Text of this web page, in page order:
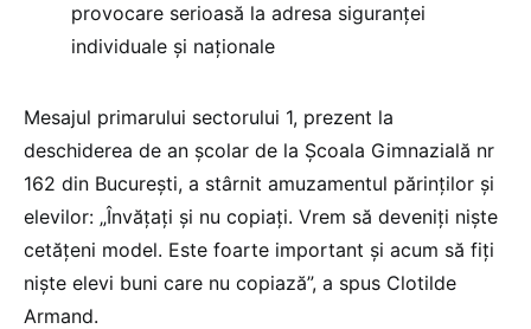
provocare serioasă la adresa siguranței
individuale și naționale
Mesajul primarului sectorului 1, prezent la
deschiderea de an școlar de la Școala Gimnazială nr
162 din București, a stârnit amuzamentul părinților și
elevilor: „Învățați și nu copiați. Vrem să deveniți niște
cetățeni model. Este foarte important și acum să fiți
niște elevi buni care nu copiază”, a spus Clotilde
Armand.